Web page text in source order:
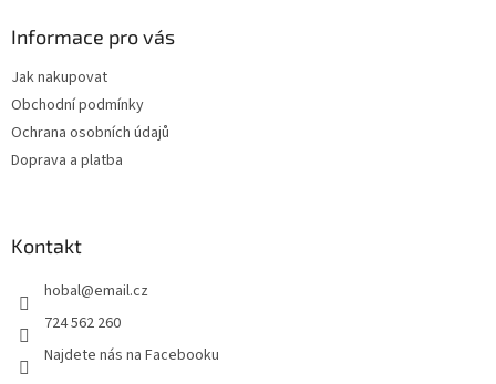
Informace pro vás
Jak nakupovat
Obchodní podmínky
Ochrana osobních údajů
Doprava a platba
Kontakt
hobal@email.cz
724 562 260
Najdete nás na Facebooku